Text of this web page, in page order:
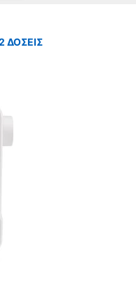
ΔΟΣΕΙΣ